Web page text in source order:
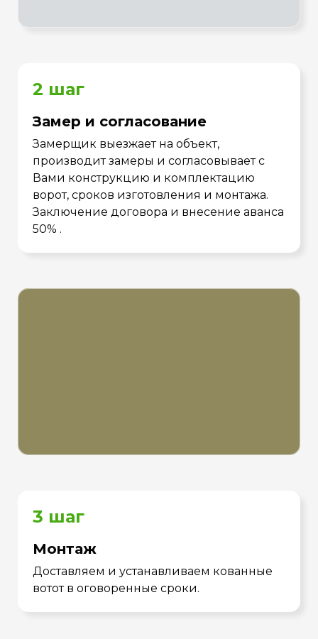
2 шаг
Замер и согласование
Замерщик выезжает на объект,
производит замеры и согласовывает с
Вами конструкцию и комплектацию
ворот, сроков изготовления и монтажа.
Заключение договора и внесение аванса
50% .
3 шаг
Монтаж
Доставляем и устанавливаем кованные
вотот в оговоренные сроки.